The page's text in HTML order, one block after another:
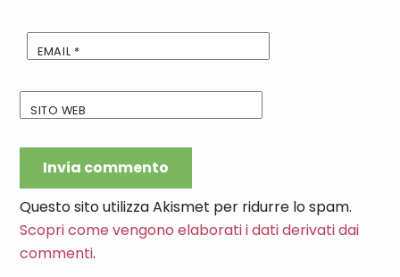
EMAIL *
SITO WEB
Questo sito utilizza Akismet per ridurre lo spam.
Scopri come vengono elaborati i dati derivati dai
commenti.